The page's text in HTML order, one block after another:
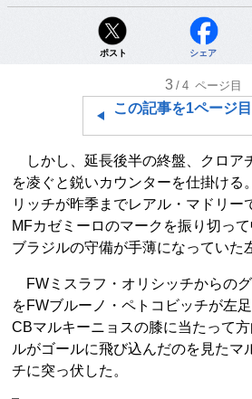
ポスト シェア
3 /4 ページ目
この記事を1ページ
しかし、延長後半の終盤、クロア
を凌ぐと鋭いカウンターを仕掛ける
リッチが昨季までレアル・マドリー
MFカゼミーロのマークを振り切って
ブラジルの守備が手薄になっていた
FWミスラフ・オリシッチからの
をFWブルーノ・ペトコビッチが左
CBマルキーニョスの膝に当たって
ルがゴールに飛び込んだのを見たマ
チに突っ伏した。